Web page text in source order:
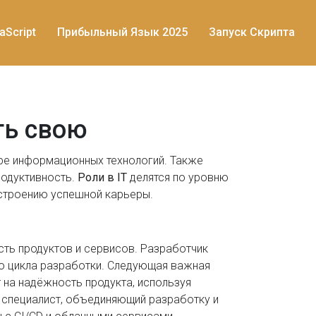
Прибыльный Язык 2025 Запуск Скрипта
свою
информационных технологий . Также
Роли в IT делятся по уровню
успешной карьеры.
продуктов и сервисов . Разработчик
цикла разработки. Следующая важная
надёжность продукта, используя
специалист, объединяющий разработку и